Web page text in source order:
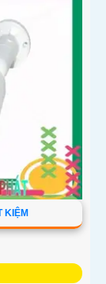
KIỆM